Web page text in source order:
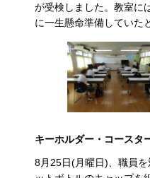
が受検しました。教室に
に一生懸命準備していた
キーホルダー・コースタ
8月25日(月曜日)、職員